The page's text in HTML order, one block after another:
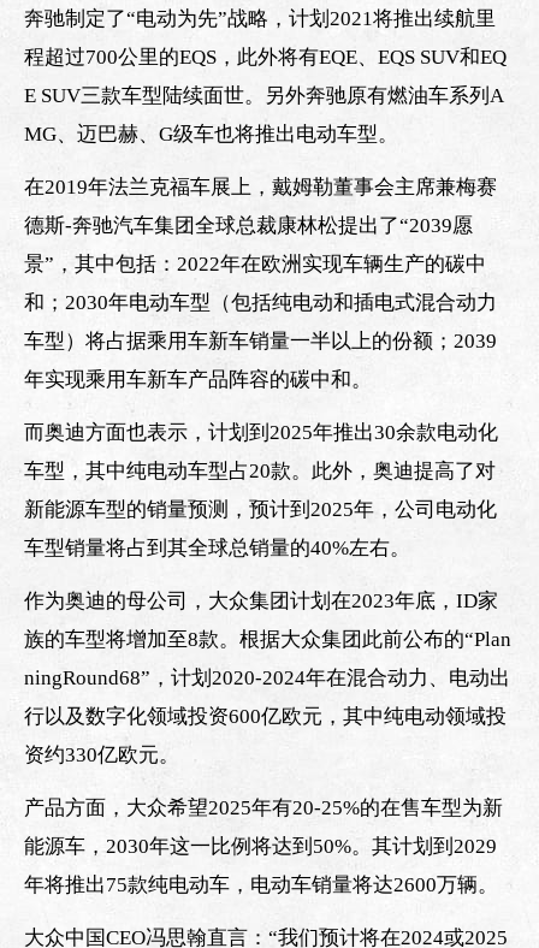
奔驰制定了“电动为先”战略，计划2021将推出续航里
程超过700公里的EQS，此外将有EQE、EQS SUV和EQ
E SUV三款车型陆续面世。另外奔驰原有燃油车系列A
MG、迈巴赫、G级车也将推出电动车型。
在2019年法兰克福车展上，戴姆勒董事会主席兼梅赛
德斯-奔驰汽车集团全球总裁康林松提出了“2039愿
景”，其中包括：2022年在欧洲实现车辆生产的碳中
和；2030年电动车型（包括纯电动和插电式混合动力
车型）将占据乘用车新车销量一半以上的份额；2039
年实现乘用车新车产品阵容的碳中和。
而奥迪方面也表示，计划到2025年推出30余款电动化
车型，其中纯电动车型占20款。此外，奥迪提高了对
新能源车型的销量预测，预计到2025年，公司电动化
车型销量将占到其全球总销量的40%左右。
作为奥迪的母公司，大众集团计划在2023年底，ID家
族的车型将增加至8款。根据大众集团此前公布的“Plan
ningRound68”，计划2020-2024年在混合动力、电动出
行以及数字化领域投资600亿欧元，其中纯电动领域投
资约330亿欧元。
产品方面，大众希望2025年有20-25%的在售车型为新
能源车，2030年这一比例将达到50%。其计划到2029
年将推出75款纯电动车，电动车销量将达2600万辆。
大众中国CEO冯思翰直言：“我们预计将在2024或2025